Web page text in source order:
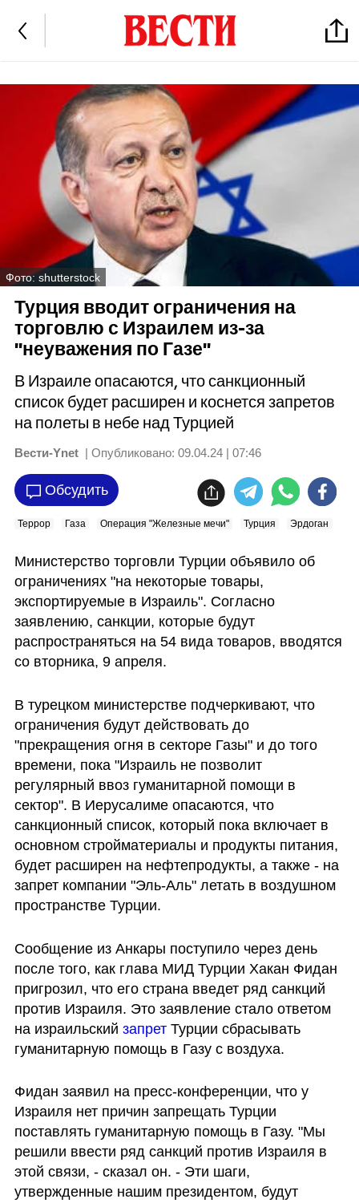
Фото: shutterstock
Турция вводит ограничения на
торговлю с Израилем из-за
"неуважения по Газе"
В Израиле опасаются, что санкционный
список будет расширен и коснется запретов
на полеты в небе над Турцией
Вести-Ynet | Опубликовано: 09.04.24 | 07:46
Обсудить
Террор Газа Операция "Железные мечи" Турция Эрдоган
Министерство торговли Турции объявило об
ограничениях "на некоторые товары,
экспортируемые в Израиль". Согласно
заявлению, санкции, которые будут
распространяться на 54 вида товаров, вводятся
со вторника, 9 апреля.
В турецком министерстве подчеркивают, что
ограничения будут действовать до
"прекращения огня в секторе Газы" и до того
времени, пока "Израиль не позволит
регулярный ввоз гуманитарной помощи в
сектор". В Иерусалиме опасаются, что
санкционный список, который пока включает в
основном стройматериалы и продукты питания,
будет расширен на нефтепродукты, а также - на
запрет компании "Эль-Аль" летать в воздушном
пространстве Турции.
Сообщение из Анкары поступило через день
после того, как глава МИД Турции Хакан Фидан
пригрозил, что его страна введет ряд санкций
против Израиля. Это заявление стало ответом
на израильский запрет Турции сбрасывать
гуманитарную помощь в Газу с воздуха.
Фидан заявил на пресс-конференции, что у
Израиля нет причин запрещать Турции
поставлять гуманитарную помощь в Газу. "Мы
решили ввести ряд санкций против Израиля в
этой связи, - сказал он. - Эти шаги,
утвержденные нашим президентом, будут